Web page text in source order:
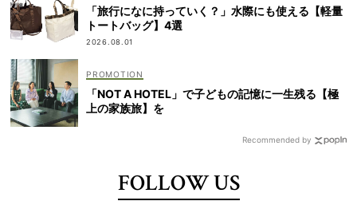
「旅行になに持っていく？」水際にも使える【軽量
トートバッグ】4選
2026.08.01
「NOT A HOTEL」で子どもの記憶に一生残る【極
上の家族旅】を
Recommended by
FOLLOW US